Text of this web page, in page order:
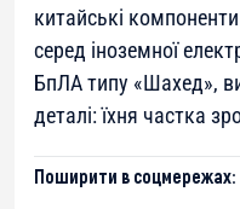
китайські
серед іноземної
БпЛА типу «Шахед»,
деталі: їхня частка
Поширити в соцмережах: